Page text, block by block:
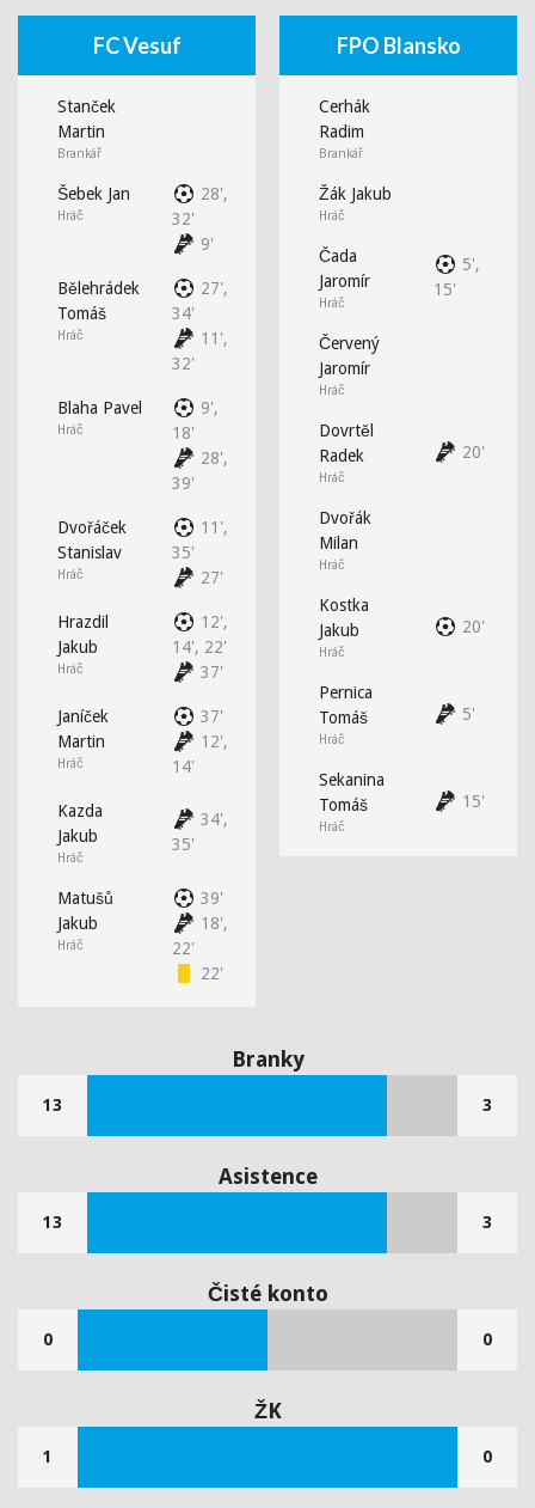
FC Vesuf
Stanček
Martin
Brankář
Šebek Jan
Hráč
28',
32'
9'
Bělehrádek
Tomáš
Hráč
27',
34'
11',
32'
Blaha Pavel
Hráč
9',
18'
28',
39'
Dvořáček
Stanislav
Hráč
11',
35'
27'
Hrazdil
Jakub
Hráč
12',
14', 22'
37'
Janíček
Martin
Hráč
37'
12',
14'
Kazda
Jakub
Hráč
34',
35'
Matušů
Jakub
Hráč
39'
18',
22'
22'
FPO Blansko
Cerhák
Radim
Brankář
Žák Jakub
Hráč
Čada
Jaromír
Hráč
5',
15'
Červený
Jaromír
Hráč
Dovrtěl
Radek
Hráč
20'
Dvořák
Milan
Hráč
Kostka
Jakub
Hráč
20'
Pernica
Tomáš
Hráč
5'
Sekanina
Tomáš
Hráč
15'
Branky
13 3
Asistence
13 3
Čisté konto
0 0
ŽK
1 0